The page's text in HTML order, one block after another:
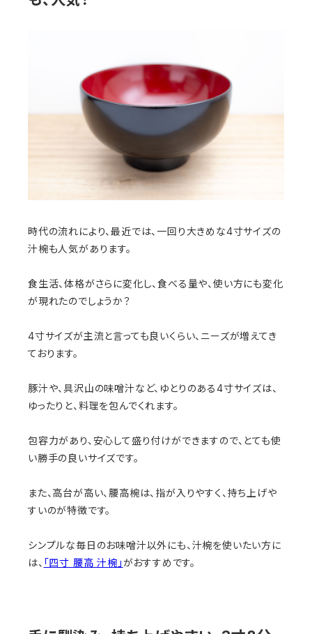
時代の流れにより、最近では、一回り大きめな4寸サイズの
汁椀も人気があります。
食生活、体格がさらに変化し、食べる量や、使い方にも変化
が現れたのでしょうか？
4寸サイズが主流と言っても良いくらい、ニーズが増えてき
ております。
豚汁や、具沢山の味噌汁など、ゆとりのある4寸サイズは、
ゆったりと、料理を包んでくれます。
包容力があり、安心して盛り付けができますので、とても使
い勝手の良いサイズです。
また、高台が高い、腰高椀は、指が入りやすく、持ち上げや
すいのが特徴です。
シンプルな毎日のお味噌汁以外にも、汁椀を使いたい方に
は、 「四寸 腰高 汁椀」がおすすめです。